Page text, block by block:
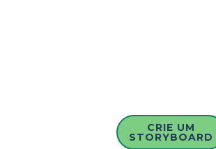
CRIE UM
STORYBOARD